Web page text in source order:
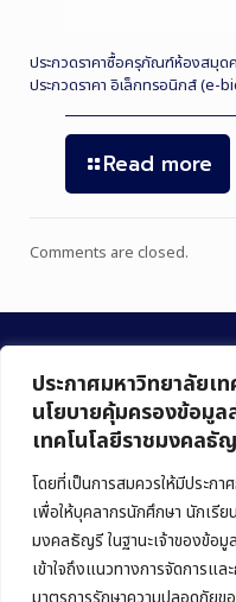
ประกาศมหาวิทยาลัยเ
นโยบายคุ้มครองข้อมู
เทคโนโลยีราชมงคล
โดยที่เป็นการสมควรให้มีประก
เพื่อให้บุคลากรนักศึกษา นักเรีย
มงคลธัญรี ในฐานะเจ้าของข้อ
เข้าใจถึงแนวทางการจัดการแ
ประกวดราคาซื้อครุภัณฑ์ห้องสมุด
ประกวดราคา อิเล็กทรอนิกส์ (e-
Read more
Comments are closed.
คณะบริหารธุรกิจ
มหาวิทยาลัยเทคโนโลยีราช
39 หมู่ 1 ถนนรังสิต-นครนายก
อำเภอคลองหลวง จังหวัดปทุม